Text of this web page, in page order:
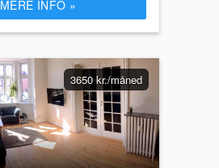
MERE INFO »
3650 kr./måned